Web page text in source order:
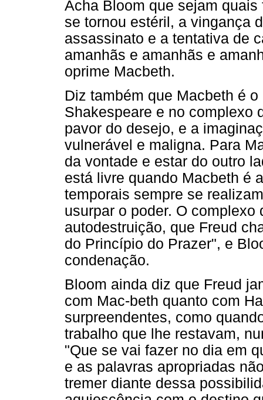
Acha Bloom que sejam
se tornou estéril, a vingança
assassinato e a tentativa de
amanhãs e amanhãs e
oprime Macbeth.
Diz também que Macbeth é
Shakespeare e no complexo
pavor do desejo, e a
vulnerável e maligna. Para
da vontade e estar do outro
está livre quando Macbeth é
temporais sempre se
usurpar o poder. O
autodestruição, que Freud
do Princípio do Prazer", e
condenação.
Bloom ainda diz que Freud
com Mac-beth quanto com
surpreendentes, como
trabalho que lhe restavam,
"Que se vai fazer no dia em
e as palavras apropriadas
tremer diante dessa